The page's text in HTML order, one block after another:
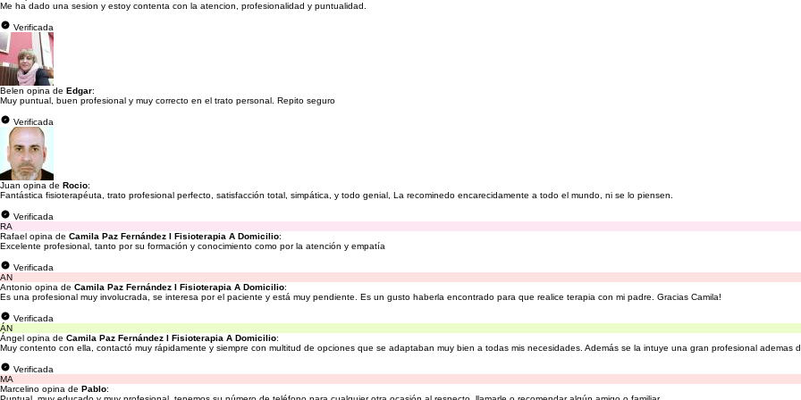
Me ha dado una sesion y estoy contenta con la atencion, profesionalidad y puntualidad.
Verificada
Belen opina de Edgar:
Muy puntual, buen profesional y muy correcto en el trato personal. Repito seguro
Verificada
Juan opina de Rocio:
Fantástica fisioterapéuta, trato profesional perfecto, satisfacción total, simpática, y todo genial, La recominedo encarecidamente a todo el mundo, ni se lo piensen.
Verificada
RA
Rafael opina de Camila Paz Fernández I Fisioterapia A Domicilio:
Excelente profesional, tanto por su formación y conocimiento como por la atención y empatía
Verificada
AN
Antonio opina de Camila Paz Fernández I Fisioterapia A Domicilio:
Es una profesional muy involucrada, se interesa por el paciente y está muy pendiente. Es un gusto haberla encontrado para que realice terapia con mi padre. Gracias Camila!
Verificada
ÁN
Ángel opina de Camila Paz Fernández I Fisioterapia A Domicilio:
Muy contento con ella, contactó muy rápidamente y siempre con multitud de opciones que se adaptaban muy bien a todas mis necesidades. Además se la intuye una gran profesional ademas
Verificada
MA
Marcelino opina de Pablo: